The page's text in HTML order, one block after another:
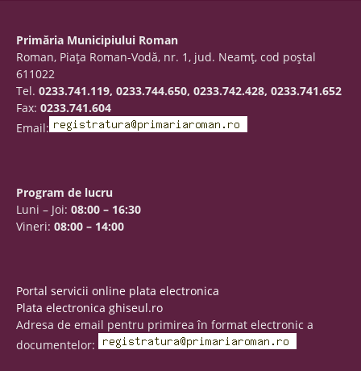
Primăria Municipiului Roman
Roman, Piaţa Roman-Vodă, nr. 1, jud. Neamţ, cod poştal
611022
Tel. 0233.741.119, 0233.744.650, 0233.742.428, 0233.741.652
Fax: 0233.741.604
Email:
Program de lucru
Luni – Joi: 08:00 – 16:30
Vineri: 08:00 – 14:00
Portal servicii online plata electronica
Plata electronica ghiseul.ro
Adresa de email pentru primirea în format electronic a
documentelor: